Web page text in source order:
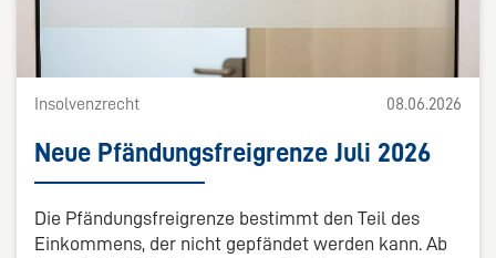
Insolvenzrecht 08.06.2026
Neue Pfändungsfreigrenze Juli 2026
Die Pfändungsfreigrenze bestimmt den Teil des
Einkommens, der nicht gepfändet werden kann. Ab